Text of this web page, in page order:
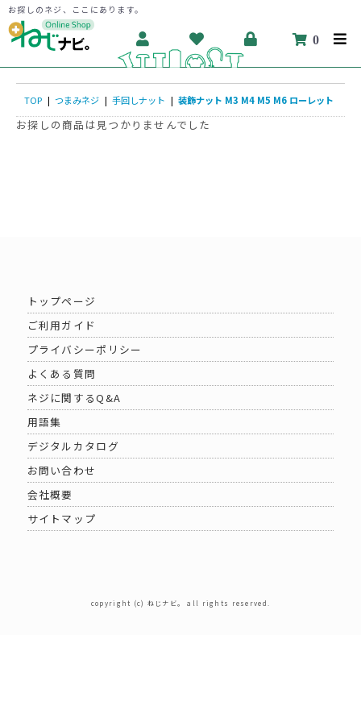
お探しのネジ、ここにあります。
0
TOP | つまみネジ | 手回しナット | 装飾ナット M3 M4 M5 M6 ローレット
お探しの商品は見つかりませんでした
トップページ
ご利用ガイド
プライバシーポリシー
よくある質問
ネジに関するQ&A
用語集
デジタルカタログ
お問い合わせ
会社概要
サイトマップ
copyright (c) ねじナビ。 all rights reserved.